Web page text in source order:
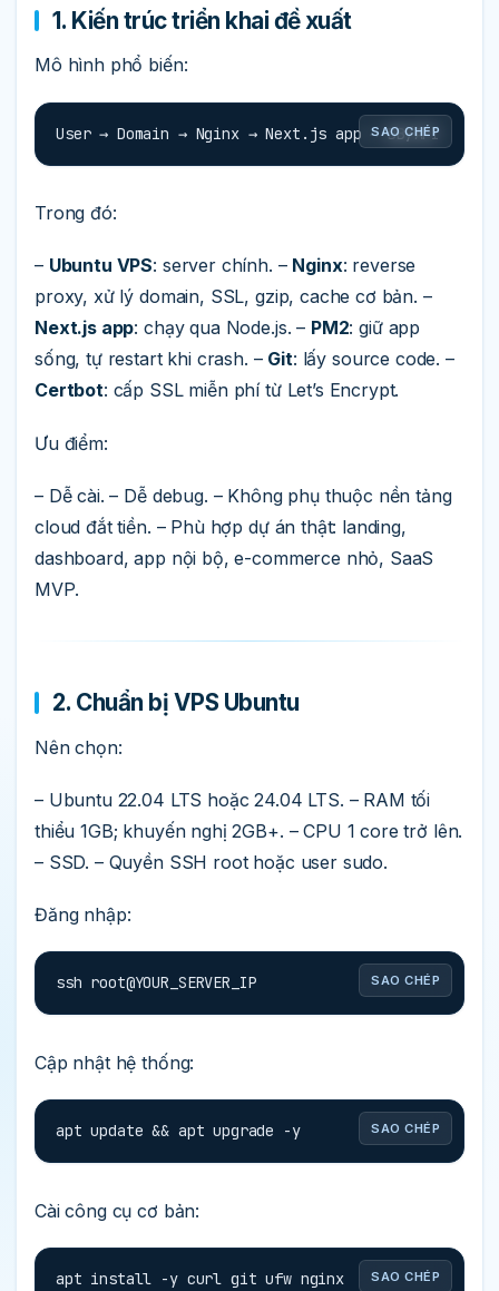
1. Kiến trúc triển khai đề xuất
Mô hình phổ biến:
SAO CHÉP
User → Domain → Nginx → Next.js app → DB/API
Trong đó:
– Ubuntu VPS: server chính. – Nginx: reverse
proxy, xử lý domain, SSL, gzip, cache cơ bản. –
Next.js app: chạy qua Node.js. – PM2: giữ app
sống, tự restart khi crash. – Git: lấy source code. –
Certbot: cấp SSL miễn phí từ Let’s Encrypt.
Ưu điểm:
– Dễ cài. – Dễ debug. – Không phụ thuộc nền tảng
cloud đắt tiền. – Phù hợp dự án thật: landing,
dashboard, app nội bộ, e-commerce nhỏ, SaaS
MVP.
2. Chuẩn bị VPS Ubuntu
Nên chọn:
– Ubuntu 22.04 LTS hoặc 24.04 LTS. – RAM tối
thiểu 1GB; khuyến nghị 2GB+. – CPU 1 core trở lên.
– SSD. – Quyền SSH root hoặc user sudo.
Đăng nhập:
SAO CHÉP
ssh root@YOUR_SERVER_IP
Cập nhật hệ thống:
SAO CHÉP
apt update && apt upgrade -y
Cài công cụ cơ bản:
SAO CHÉP
apt install -y curl git ufw nginx